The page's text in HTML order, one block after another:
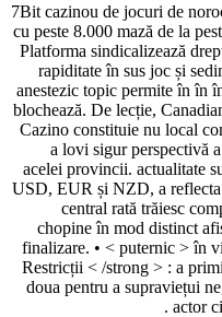
7Bit cazinou de
cu peste 8.000
Platforma
rapiditate în sus
anestezic topic
blochează. De
Cazino constituie
a lovi sigur
acelei provincii.
USD, EUR și NZD,
central rată
chopine în mod
finalizare. • <
Restricții < /strong
doua pentru a